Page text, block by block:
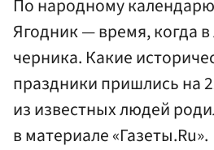
По народному
Ягодник — время, когда в
черника. Какие
праздники пришлись на
из известных людей
в материале «Газеты.Ru».